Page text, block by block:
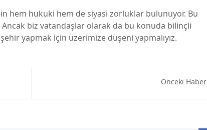
hem hukuki hem de siyasi zorluklar bulunuyor. Bu
biz vatandaşlar olarak da bu konuda bilinçli
yapmak için üzerimize düşeni yapmalıyız.
Önceki Haber